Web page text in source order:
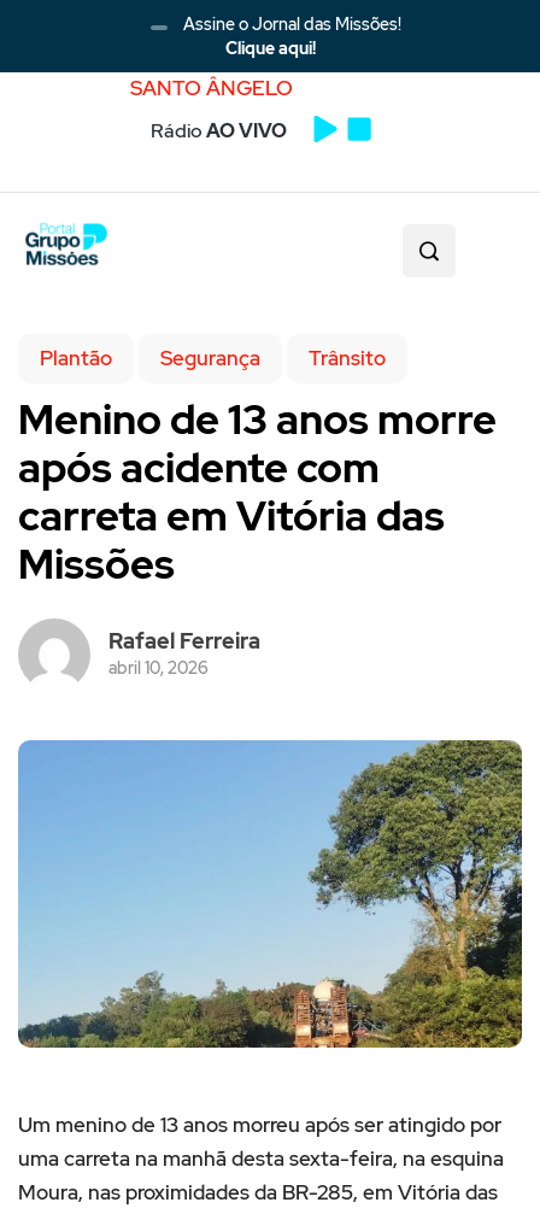
Assine o Jornal das Missões!
Clique aqui!
SANTO ÂNGELO
RádioAO VIVO
Plantão Segurança Trânsito
Menino de 13 anos morre
após acidente com
carreta em Vitória das
Missões
Rafael Ferreira
abril 10, 2026
Um menino de 13 anos morreu após ser atingido por
uma carreta na manhã desta sexta-feira, na esquina
Moura, nas proximidades da BR-285, em Vitória das